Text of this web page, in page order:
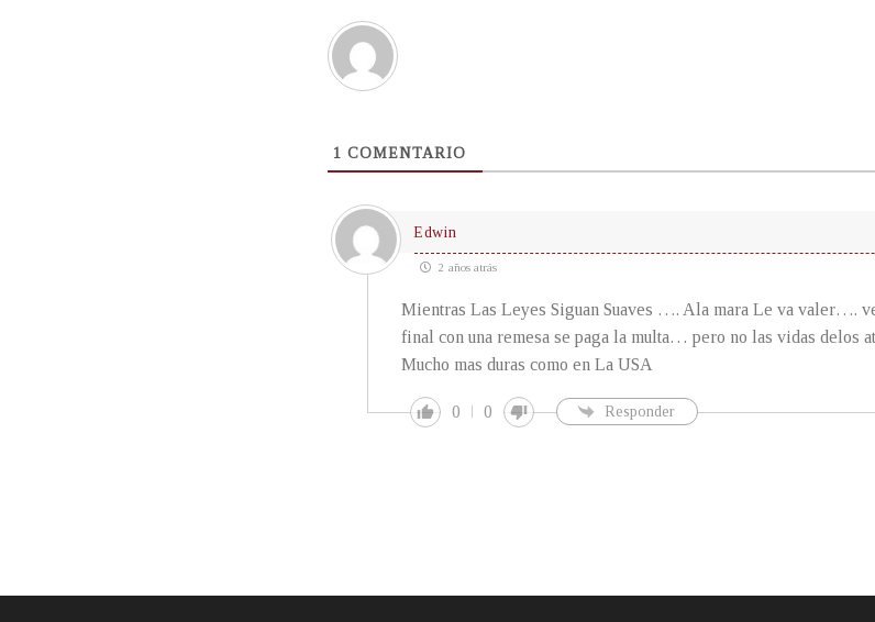
1 COMENTARIO
Edwin
2 años atrás
Mientras Las Leyes Siguan Suaves …. Ala mara Le va valer….
final con una remesa se paga la multa… pero no las vidas delos
Mucho mas duras como en La USA
0 0 Responder